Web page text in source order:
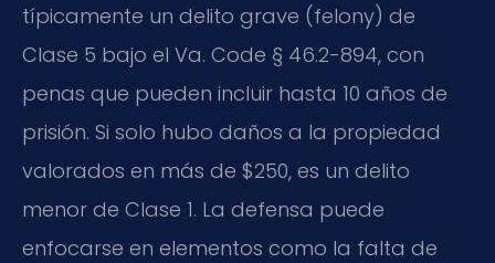
típicamente un delito grave (felony) de
Clase 5 bajo el Va. Code § 46.2-894, con
penas que pueden incluir hasta 10 años de
prisión. Si solo hubo daños a la propiedad
valorados en más de $250, es un delito
menor de Clase 1. La defensa puede
enfocarse en elementos como la falta de